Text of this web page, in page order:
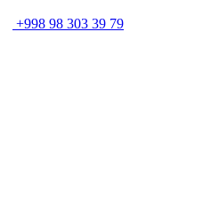
+998 98 303 39 79